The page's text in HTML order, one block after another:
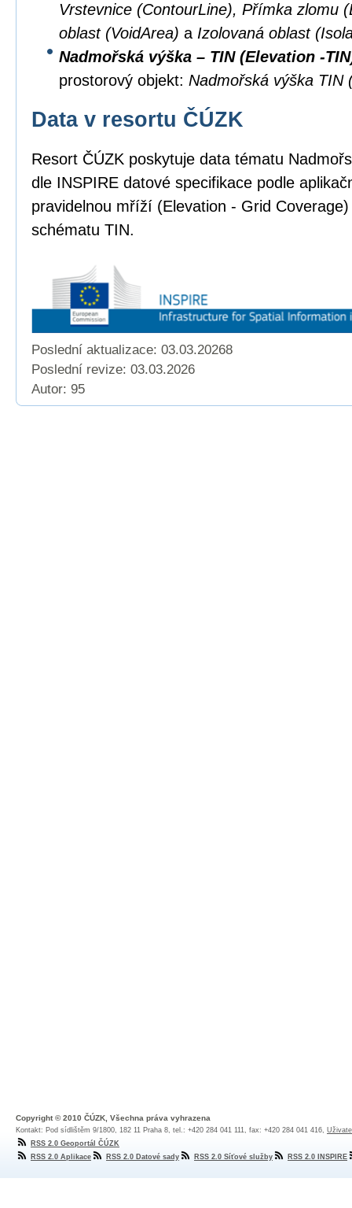
Vrstevnice (ContourLine), Přímka zlomu
oblast (VoidArea) a Izolovaná oblast
Nadmořská výška – TIN (Elevation -
prostorový objekt: Nadmořská výška TIN
Data v resortu ČÚZK
Resort ČÚZK poskytuje data tématu
dle INSPIRE datové specifikace podle
pravidelnou mříží (Elevation - Grid
schématu TIN.
Poslední aktualizace: 03.03.20268
Poslední revize: 03.03.2026
Autor: 95
Copyright © 2010 ČÚZK, Všechna práva vyhrazena
Kontakt: Pod sídlištěm 9/1800, 182 11 Praha 8, tel.: +420 284 041 111, fax: +420 284 041 416,
RSS 2.0 Geoportál ČÚZK
RSS 2.0 Aplikace
RSS 2.0 Datové sady RSS 2.0 Síťové služby RSS 2.0 INSPIRE